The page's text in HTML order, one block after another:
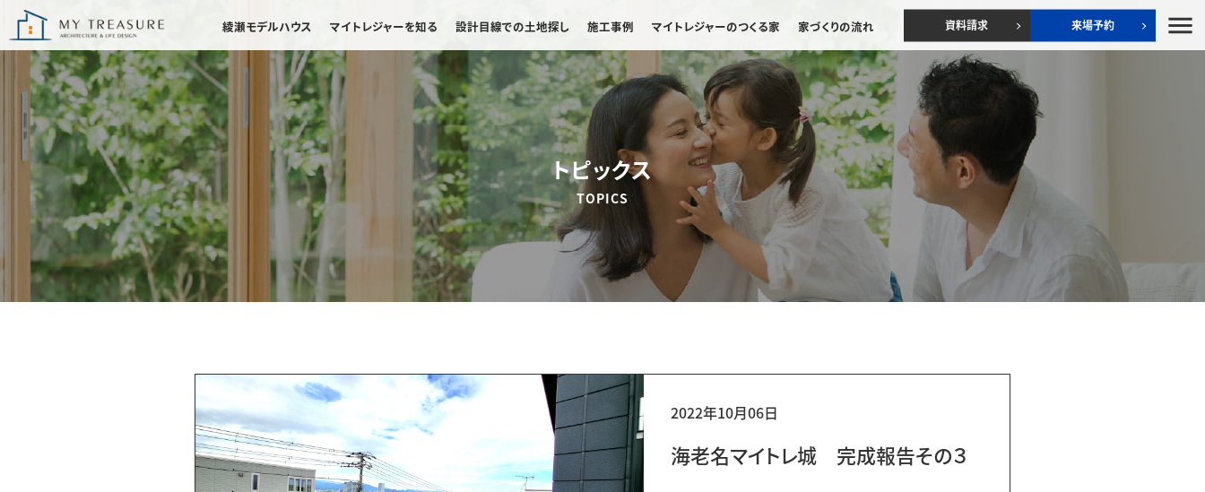
綾瀬モデルハウス マイトレジャーを知る 設計目線での土地探し 施工事例 マイトレジャーのつくる家 家づくりの流れ 資料請求 来場予約 menu
トピックス
TOPICS
2022年10月06日
海老名マイトレ城 完成報告その３